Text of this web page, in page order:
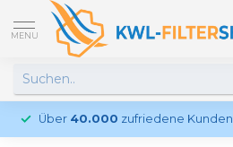
MENU
Über 40.000 zufriedene Kunden